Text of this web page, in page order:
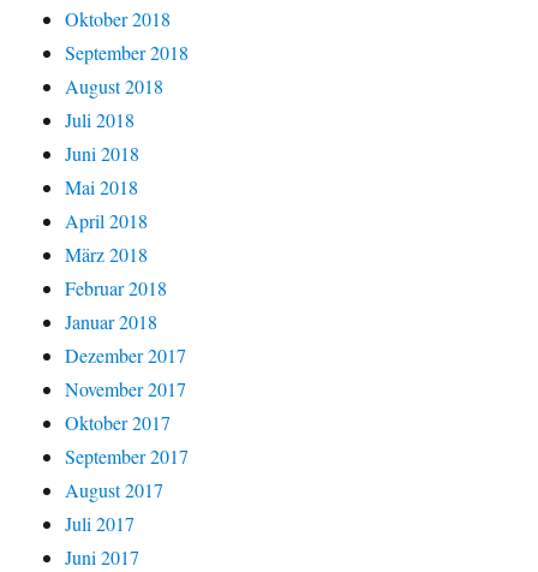
Oktober 2018
September 2018
August 2018
Juli 2018
Juni 2018
Mai 2018
April 2018
März 2018
Februar 2018
Januar 2018
Dezember 2017
November 2017
Oktober 2017
September 2017
August 2017
Juli 2017
Juni 2017